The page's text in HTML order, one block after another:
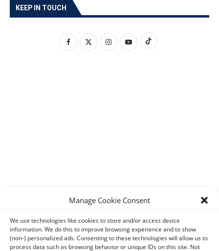
Manage Cookie Consent
We use technologies like cookies to store and/or access device
information. We do this to improve browsing experience and to show
(non-) personalized ads. Consenting to these technologies will allow us to
process data such as browsing behavior or unique IDs on this site. Not
KEEP IN TOUCH